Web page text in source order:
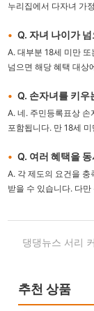
누리집에서 다자녀 가
Q. 자녀 나이가
A. 대부분 18세 미만
넘으면 해당 혜택 대상
Q. 손자녀를 키우
A. 네. 주민등록표상
포함됩니다. 만 18세
Q. 여러 혜택을
A. 각 제도의 요건을 충
받을 수 있습니다. 다
댕댕뉴스 서리
추천 상품